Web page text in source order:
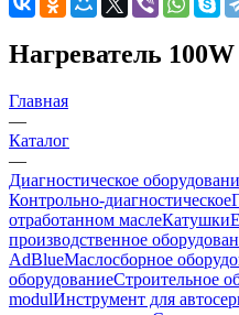
Нагреватель
Главная
—
Каталог
—
Диагностическое
Контрольно-диагностическое
отработанном маслеКатушки
производственное
AdBlueМаслосборное
оборудованиеСтроительное
modulИнструмент для